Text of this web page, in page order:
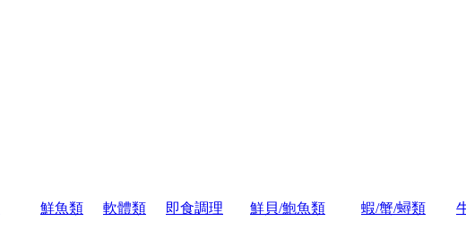
鮮魚類 軟體類 即食調理 鮮貝/鮑魚類 蝦/蟹/蟳類